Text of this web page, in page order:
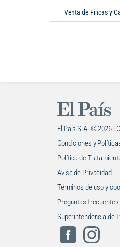
Venta de Fincas y
El País S.A. © 2026 |
Condiciones y
Política de
Aviso de Privacidad
Términos de uso y
Preguntas
Superintendencia de